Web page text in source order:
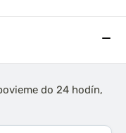
do 24 hodín,